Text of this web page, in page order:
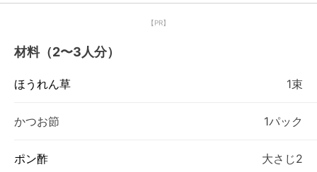
【PR】
材料（2〜3人分）
ほうれん草 1束
かつお節 1パック
ポン酢 大さじ2